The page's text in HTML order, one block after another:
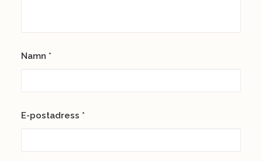
Namn *
E-postadress *